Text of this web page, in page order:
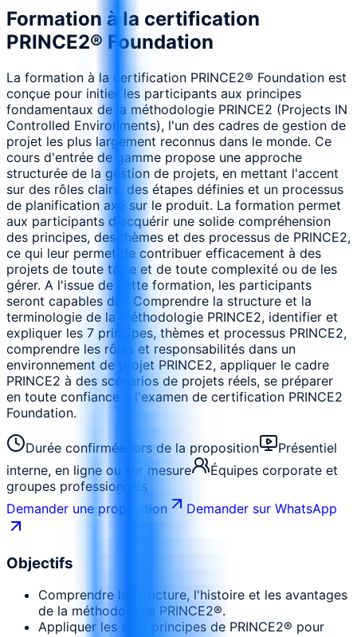
Formation à la certification
PRINCE2® Foundation
La formation à la certification PRINCE2® Foundation est
conçue pour initier les participants aux principes
fondamentaux de la méthodologie PRINCE2 (Projects IN
Controlled Environments), l'un des cadres de gestion de
projet les plus largement reconnus dans le monde. Ce
cours d'entrée de gamme propose une approche
structurée de la gestion de projets, en mettant l'accent
sur des rôles clairs, des étapes définies et un processus
de planification axé sur le produit. La formation permet
aux participants d'acquérir une solide compréhension
des principes, des thèmes et des processus de PRINCE2,
ce qui leur permet de contribuer efficacement à des
projets de toute taille et de toute complexité ou de les
gérer. A l'issue de cette formation, les participants
seront capables de : Comprendre la structure et la
terminologie de la méthodologie PRINCE2, identifier et
expliquer les 7 principes, thèmes et processus PRINCE2,
comprendre les rôles et responsabilités dans un
environnement de projet PRINCE2, appliquer le cadre
PRINCE2 à des scénarios de projets réels, se préparer
en toute confiance à l'examen de certification PRINCE2
Foundation.
Durée confirmée lors de la proposition
Présentiel
interne, en ligne ou sur mesure
Équipes corporate et
groupes professionnels
Demander une proposition
Demander sur WhatsApp
Objectifs
Comprendre la structure, l'histoire et les avantages
de la méthodologie PRINCE2®.
Appliquer les sept principes de PRINCE2® pour